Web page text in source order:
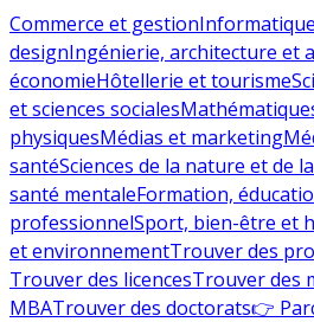
Commerce et gestion
designIngénierie, architecture et
économieHôtellerie et tourisme
et sciences sociales
physiquesMédias et marketing
santéSciences de la nature et de
santé mentaleFormation,
professionnelSport, bien-être et
et environnementTrouver des
Trouver des licencesTrouver des
MBATrouver des doctorats👉